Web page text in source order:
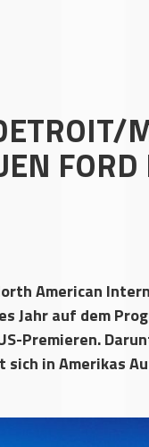
FORD
American
Jahr auf dem
Premieren.
in Amerikas